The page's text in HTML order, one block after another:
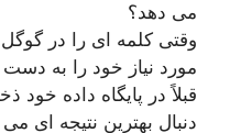
می دهد؟
وقتی کلمه ای را در
مورد نیاز خود را به
قبلاً در پایگاه داده
دنبال بهترین نتیجه ای